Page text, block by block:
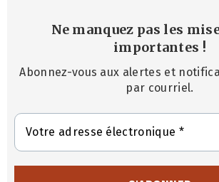
Ne manquez pas les
importantes !
Abonnez-vous aux alertes et
par courriel.